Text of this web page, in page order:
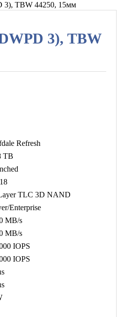
3), TBW 44250, 15мм
3), TBW
Refresh
TB
TLC 3D NAND
Enterprise
MB/s
MB/s
IOPS
IOPS